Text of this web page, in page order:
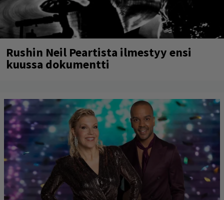
Rushin Neil Peartista ilmestyy ensi
kuussa dokumentti